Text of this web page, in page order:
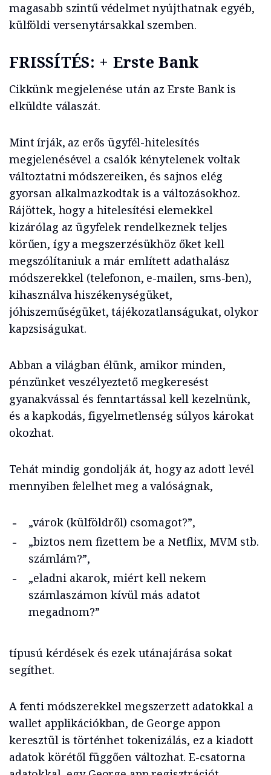
magasabb szintű védelmet nyújthatnak egyéb,
külföldi versenytársakkal szemben.
FRISSÍTÉS: + Erste Bank
Cikkünk megjelenése után az Erste Bank is
elküldte válaszát.
Mint írják, az erős ügyfél-hitelesítés
megjelenésével a csalók kénytelenek voltak
változtatni módszereiken, és sajnos elég
gyorsan alkalmazkodtak is a változásokhoz.
Rájöttek, hogy a hitelesítési elemekkel
kizárólag az ügyfelek rendelkeznek teljes
körűen, így a megszerzésükhöz őket kell
megszólítaniuk a már említett adathalász
módszerekkel (telefonon, e-mailen, sms-ben),
kihasználva hiszékenységüket,
jóhiszeműségüket, tájékozatlanságukat, olykor
kapzsiságukat.
Abban a világban élünk, amikor minden,
pénzünket veszélyeztető megkeresést
gyanakvással és fenntartással kell kezelnünk,
és a kapkodás, figyelmetlenség súlyos károkat
okozhat.
Tehát mindig gondolják át, hogy az adott levél
mennyiben felelhet meg a valóságnak,
„várok (külföldről) csomagot?”,
„biztos nem fizettem be a Netflix, MVM stb.
számlám?”,
„eladni akarok, miért kell nekem
számlaszámon kívül más adatot
megadnom?”
típusú kérdések és ezek utánajárása sokat
segíthet.
A fenti módszerekkel megszerzett adatokkal a
wallet applikációkban, de George appon
keresztül is történhet tokenizálás, ez a kiadott
adatok körétől függően változhat. E-csatorna